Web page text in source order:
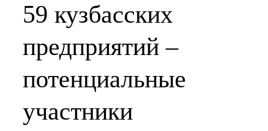
59 кузбасских
предприятий –
потенциальные
участники